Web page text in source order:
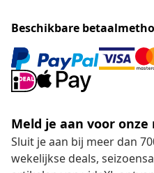
Beschikbare
Meld je aan voor
Sluit je aan bij meer dan
wekelijkse deals,